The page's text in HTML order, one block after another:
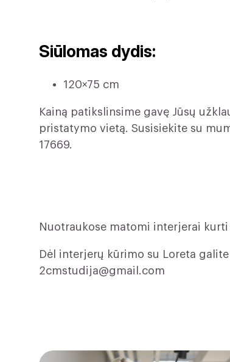
Siūlomas dydis:
120×75 cm
Kainą patikslinsime gavę Jūsų
pristatymo vietą. Susisiekite su
17669.
Nuotraukose matomi interjerai kurti
Dėl interjerų kūrimo su Loreta
2cmstudija@gmail.com